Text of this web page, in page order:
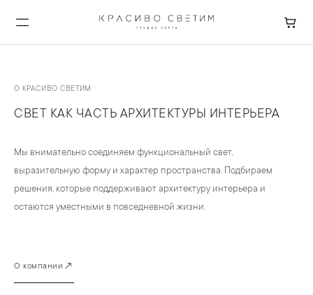
О КРАСИВО СВЕТИМ
СВЕТ КАК ЧАСТЬ АРХИТЕКТУРЫ ИНТЕРЬЕРА
Мы внимательно соединяем функциональный свет,
выразительную форму и характер пространства. Подбираем
решения, которые поддерживают архитектуру интерьера и
остаются уместными в повседневной жизни.
О компании ↗